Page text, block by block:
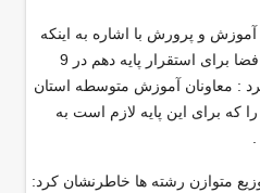
و پرورش با اشاره به اینکه
بحث ساماندهی نیروی انسانی و فضا برای استقرار پایه دهم در 9
: معاونان آموزش متوسطه استان
که برای این پایه لازم است به
متوازن رشته ها خاطرنشان کرد: